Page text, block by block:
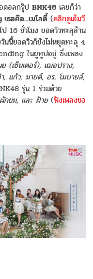
ดอลกรุ๊ป BNK48 เลยก็ว่า
ธอคือ...เมโลดี้ (คลิกดูเอ็มวี
16 ชั่วโมง ยอดวิวทะลุล้าน
นี้ยอดวิวก็ยังไม่หยุดทะลุ 4
ในยูทูปอยู่ ซึ่งเพลง
ย (เซ็นเตอร์), เฌอปราง,
, แก้ว, มายด์, อร, โมบายล์,
รุ่น 1 ร่วมด้วย
กขม, และ ฝ้าย(ฟังเพลงขอ